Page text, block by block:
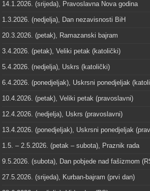
14.1.2026. (srijeda), Pravoslavna Nova godina
1.3.2026. (nedjelja), Dan nezavisnosti BiH
20.3.2026. (petak), Ramazanski bajram
3.4.2026. (petak), Veliki petak (katolički)
5.4.2026. (nedjelja), Uskrs (katolički)
6.4.2026. (ponedjeljak), Uskrsni ponedjeljak
10.4.2026. (petak), Veliki petak (pravoslavni)
12.4.2026. (nedjelja), Uskrs (pravoslavni)
13.4.2026. (ponedjeljak), Uskrsni ponedjeljak
1.5. – 2.5.2026. (petak – subota), Praznik rada
9.5.2026. (subota), Dan pobjede nad fašizmom
27.5.2026. (srijeda), Kurban-bajram (prvi dan)